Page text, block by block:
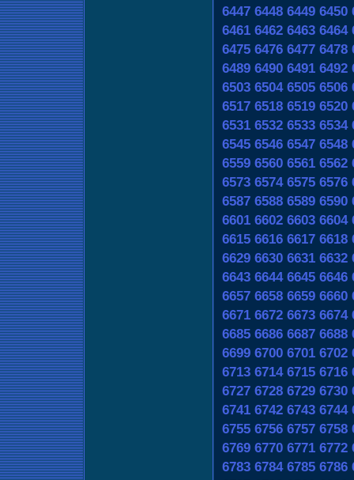
6447 6448 6449 6450
6461 6462 6463 6464
6475 6476 6477 6478
6489 6490 6491 6492
6503 6504 6505 6506
6517 6518 6519 6520
6531 6532 6533 6534
6545 6546 6547 6548
6559 6560 6561 6562
6573 6574 6575 6576
6587 6588 6589 6590
6601 6602 6603 6604
6615 6616 6617 6618
6629 6630 6631 6632
6643 6644 6645 6646
6657 6658 6659 6660
6671 6672 6673 6674
6685 6686 6687 6688
6699 6700 6701 6702
6713 6714 6715 6716
6727 6728 6729 6730
6741 6742 6743 6744
6755 6756 6757 6758
6769 6770 6771 6772
6783 6784 6785 6786